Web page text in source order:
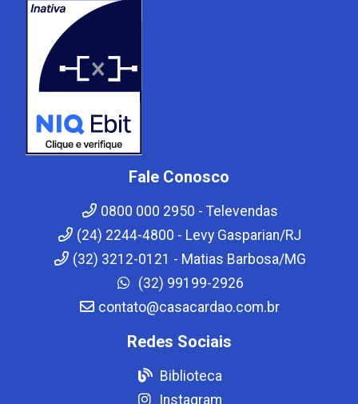
Fale Conosco
0800 000 2950 - Televendas
(24) 2244-4800 - Levy Gasparian/RJ
(32) 3212-0121 - Matias Barbosa/MG
(32) 99199-2926
contato@casacardao.com.br
Redes Sociais
Biblioteca
Instagram